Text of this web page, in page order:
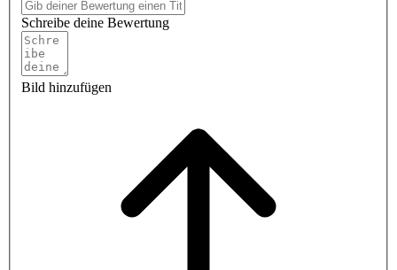
Schreibe deine Bewertung
Bild hinzufügen